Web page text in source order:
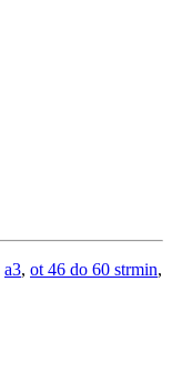
a3, ot 46 do 60 strmin,